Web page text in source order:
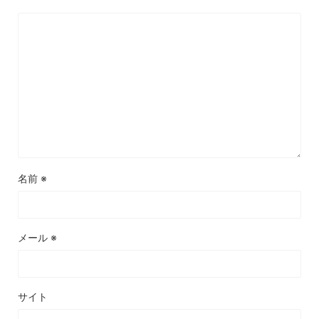
名前 ※
メール ※
サイト